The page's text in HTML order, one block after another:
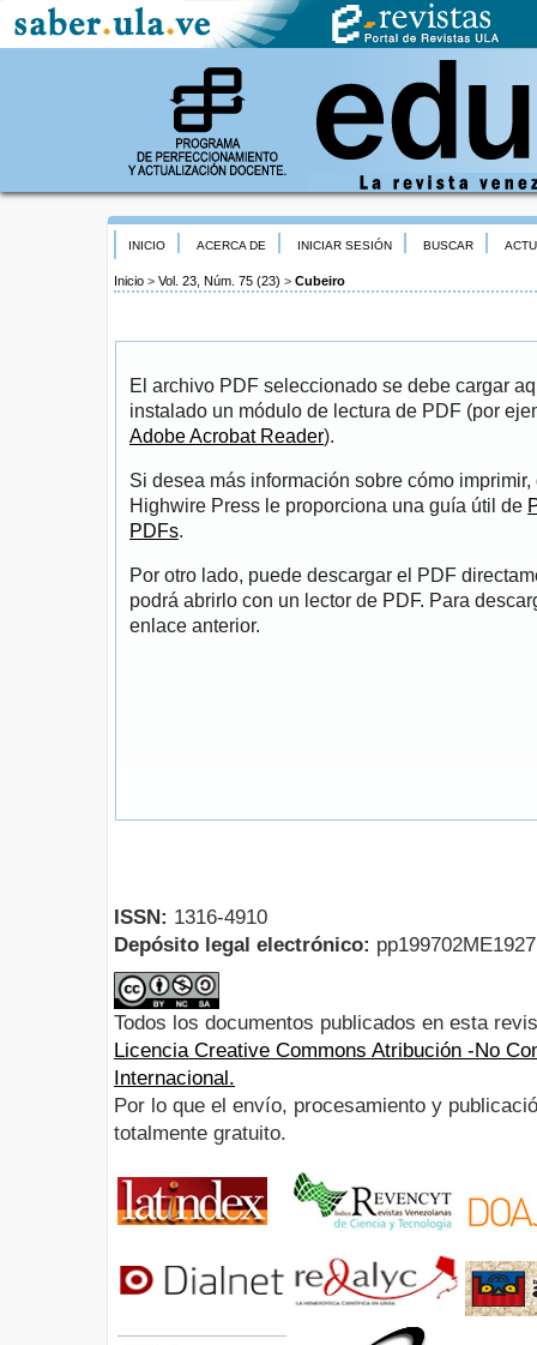
INICIO ACERCA DE INICIAR SESIÓN BUSCAR
Inicio > Vol. 23, Núm. 75 (23) > Cubeiro
El archivo PDF seleccionado se debe cargar
instalado un módulo de lectura de PDF (por
Adobe Acrobat Reader).
Si desea más información sobre cómo
Highwire Press le proporciona una guía útil de
PDFs.
Por otro lado, puede descargar el PDF
podrá abrirlo con un lector de PDF. Para
enlace anterior.
ISSN: 1316-4910
Depósito legal electrónico:
Todos los documentos publicados en esta
Licencia Creative Commons Atribución -No
Internacional.
Por lo que el envío, procesamiento y
totalmente gratuito.